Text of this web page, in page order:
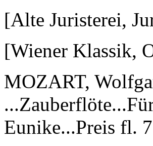
[Alte Juristerei,
[Wiener Klassik,
MOZART,
Eunike...Preis fl.